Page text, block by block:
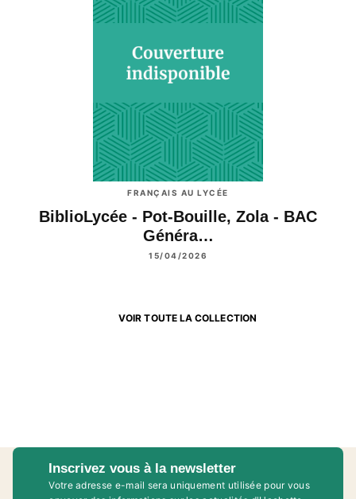
FRANÇAIS AU LYCÉE
BiblioLycée - Pot-Bouille, Zola - BAC
Généra…
15/04/2026
VOIR TOUTE LA COLLECTION
Inscrivez vous à la newsletter
Votre adresse e-mail sera uniquement utilisée pour vous